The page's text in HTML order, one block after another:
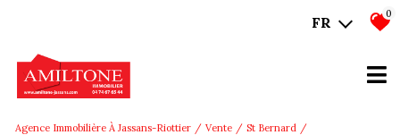
FR
0
Agence Immobilière À Jassans-Riottier Vente
St Bernard